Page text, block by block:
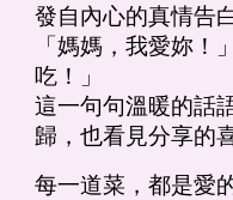
發自內心的真情告
「媽媽，我愛妳！
吃！」
這一句句溫暖的話
歸，也看見分享的
每一道菜，都是愛